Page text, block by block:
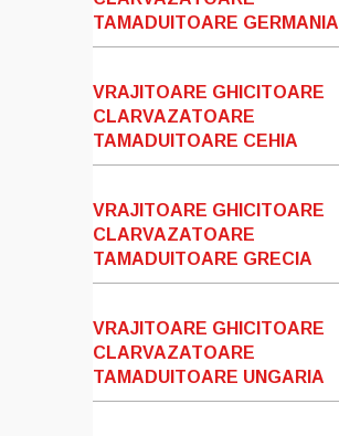
TAMADUITOARE GERMANIA
VRAJITOARE GHICITOARE
CLARVAZATOARE
TAMADUITOARE CEHIA
VRAJITOARE GHICITOARE
CLARVAZATOARE
TAMADUITOARE GRECIA
VRAJITOARE GHICITOARE
CLARVAZATOARE
TAMADUITOARE UNGARIA